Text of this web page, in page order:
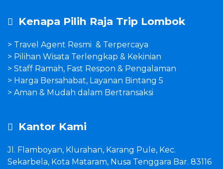
Kenapa Pilih Raja Trip Lombok
> Travel Agent Resmi & Terpercaya
> Pilihan Wisata Terlengkap & Kekinian
> Staff Ramah, Fast Respon & Pengalaman
> Harga Bersahabat, Layanan Bintang 5
> Aman & Mudah dalam Bertransaksi
Kantor Kami
Jl. Flamboyan, Klurahan, Karang Pule, Kec.
Sekarbela, Kota Mataram, Nusa Tenggara Bar. 83116